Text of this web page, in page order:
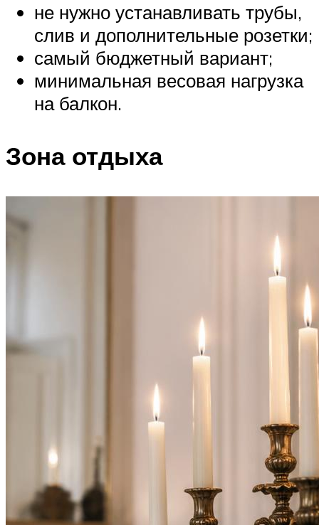
не нужно устанавливать трубы,
слив и дополнительные розетки;
самый бюджетный вариант;
минимальная весовая нагрузка
на балкон.
Зона отдыха